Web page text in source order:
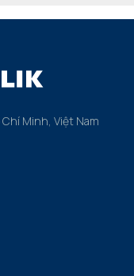
Minh, Việt Nam